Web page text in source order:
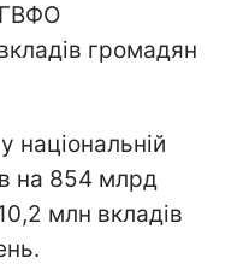
громадян
національній
на 854 млрд
млн вкладів